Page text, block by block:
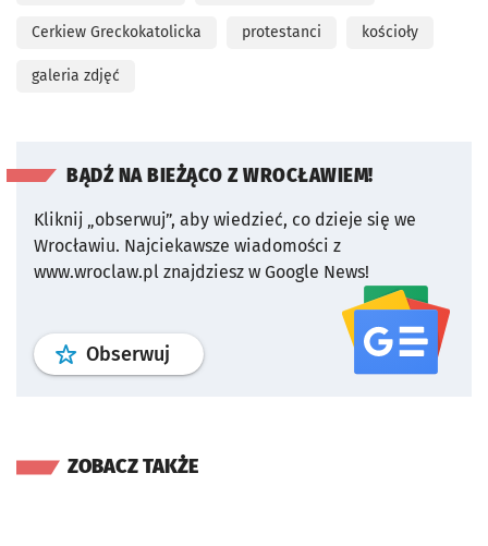
Cerkiew Greckokatolicka protestanci kościoły
galeria zdjęć
BĄDŹ NA BIEŻĄCO Z WROCŁAWIEM!
Kliknij „obserwuj”, aby wiedzieć, co dzieje się we
Wrocławiu. Najciekawsze wiadomości z
www.wroclaw.pl znajdziesz w Google News!
Obserwuj profil serwisu
ZOBACZ TAKŻE